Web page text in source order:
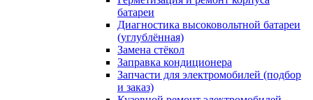
батареи
Диагностика высоковольтной батареи
(углублённая)
Замена стёкол
Заправка кондиционера
Запчасти для электромобилей (подбор
и заказ)